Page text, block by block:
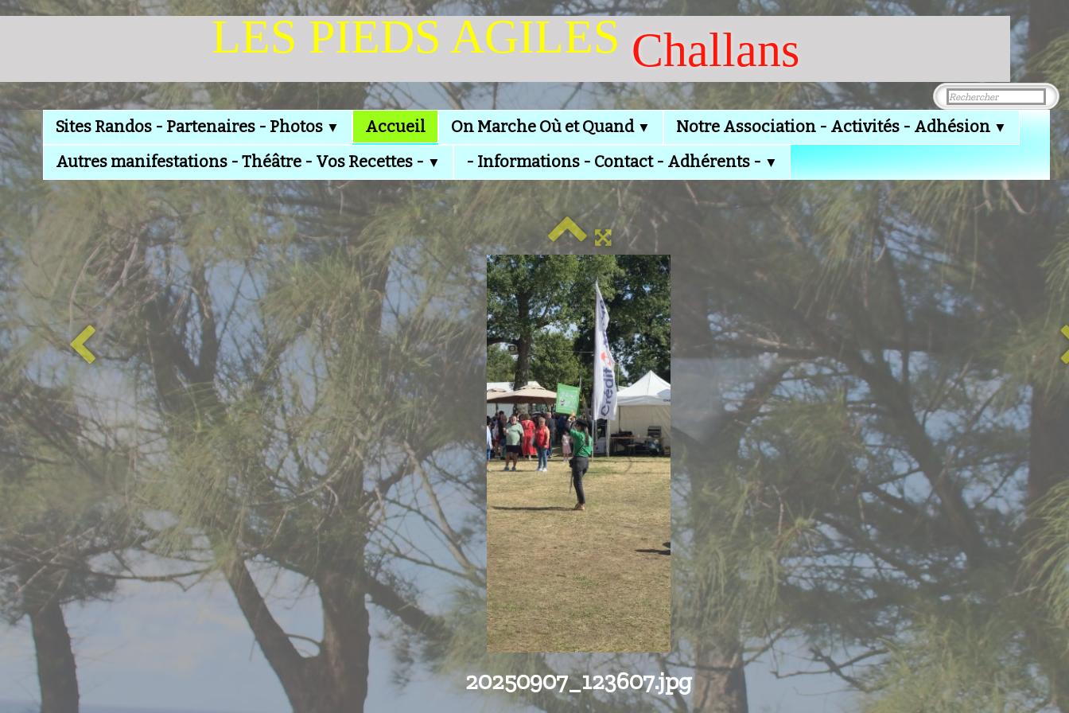
LES PIEDS AGILES Challans
Sites Randos - Partenaires - Photos ▼ Accueil On Marche Où et Quand ▼ Notre Association - Activités - Adhésion ▼
Autres manifestations - Théâtre - Vos Recettes - ▼ - Informations - Contact - Adhérents - ▼
20250907_123607.jpg